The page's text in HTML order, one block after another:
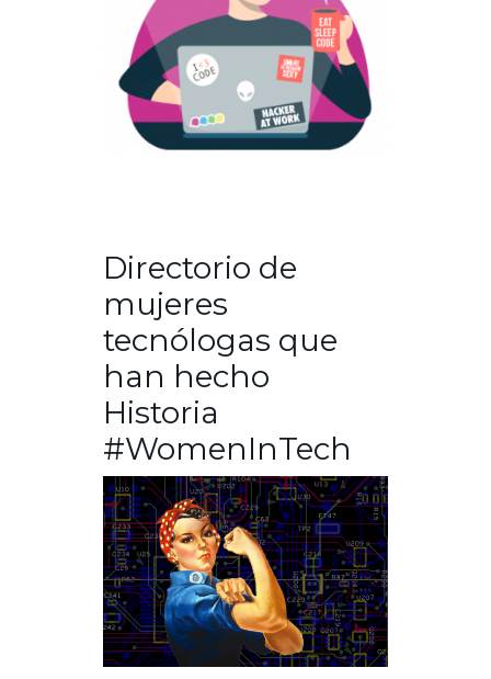
Directorio de
mujeres
tecnólogas que
han hecho
Historia
#WomenInTech